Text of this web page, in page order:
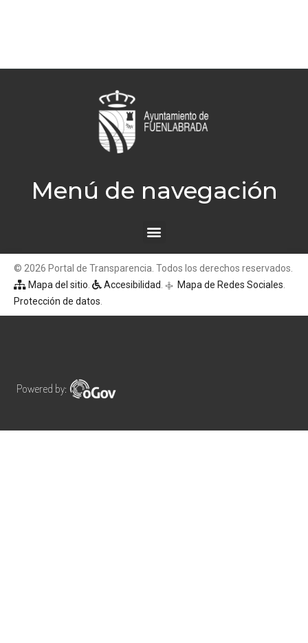
Menú de navegación
© 2026 Portal de Transparencia. Todos los derechos reservados.
Mapa del sitio
Accesibilidad q Mapa de Redes Sociales
Protección de datos
Powered by: